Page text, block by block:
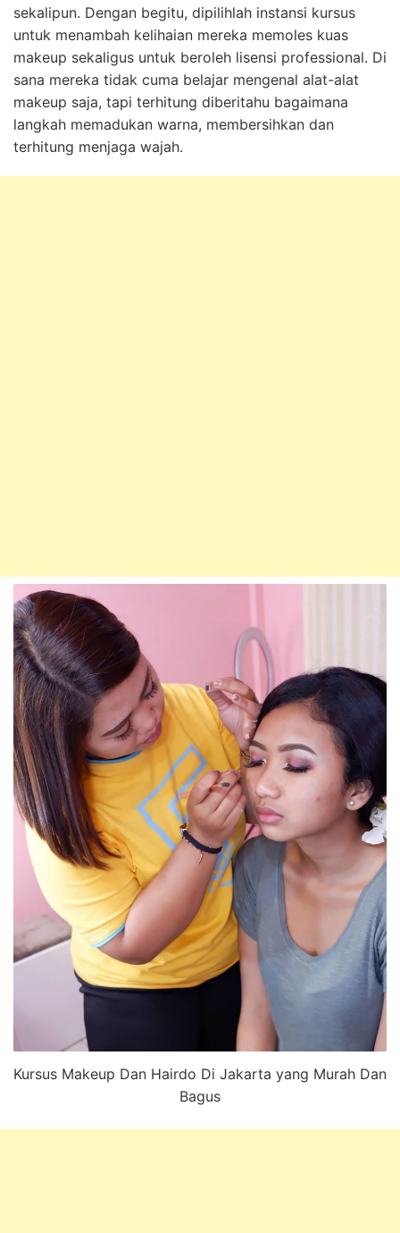
sekalipun. Dengan begitu, dipilihlah instansi kursus
untuk menambah kelihaian mereka memoles kuas
makeup sekaligus untuk beroleh lisensi professional. Di
sana mereka tidak cuma belajar mengenal alat-alat
makeup saja, tapi terhitung diberitahu bagaimana
langkah memadukan warna, membersihkan dan
terhitung menjaga wajah.
Kursus Makeup Dan Hairdo Di Jakarta yang Murah Dan
Bagus